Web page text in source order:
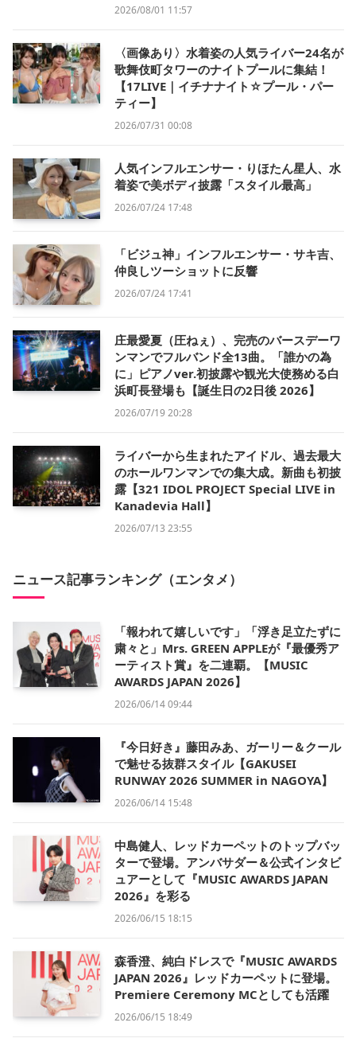
2026/08/01 11:57
〈画像あり〉水着姿の人気ライバー24名が
歌舞伎町タワーのナイトプールに集結！
【17LIVE｜イチナナイト☆プール・パー
ティー】
2026/07/31 00:08
人気インフルエンサー・りほたん星人、水
着姿で美ボディ披露「スタイル最高」
2026/07/24 17:48
「ビジュ神」インフルエンサー・サキ吉、
仲良しツーショットに反響
2026/07/24 17:41
庄最愛夏（圧ねぇ）、完売のバースデーワ
ンマンでフルバンド全13曲。「誰かの為
に」ピアノver.初披露や観光大使務める白
浜町長登場も【誕生日の2日後 2026】
2026/07/19 20:28
ライバーから生まれたアイドル、過去最大
のホールワンマンでの集大成。新曲も初披
露【321 IDOL PROJECT Special LIVE in
Kanadevia Hall】
2026/07/13 23:55
ニュース記事ランキング（エンタメ）
「報われて嬉しいです」「浮き足立たずに
粛々と」Mrs. GREEN APPLEが『最優秀ア
ーティスト賞』を二連覇。【MUSIC
AWARDS JAPAN 2026】
2026/06/14 09:44
『今日好き』藤田みあ、ガーリー＆クール
で魅せる抜群スタイル【GAKUSEI
RUNWAY 2026 SUMMER in NAGOYA】
2026/06/14 15:48
中島健人、レッドカーペットのトップバッ
ターで登場。アンバサダー＆公式インタビ
ュアーとして『MUSIC AWARDS JAPAN
2026』を彩る
2026/06/15 18:15
森香澄、純白ドレスで『MUSIC AWARDS
JAPAN 2026』レッドカーペットに登場。
Premiere Ceremony MCとしても活躍
2026/06/15 18:49